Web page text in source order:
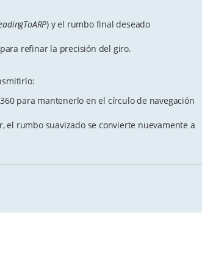
) y el rumbo final deseado
refinar la precisión del giro.
para mantenerlo en el círculo de navegación
el rumbo suavizado se convierte nuevamente a